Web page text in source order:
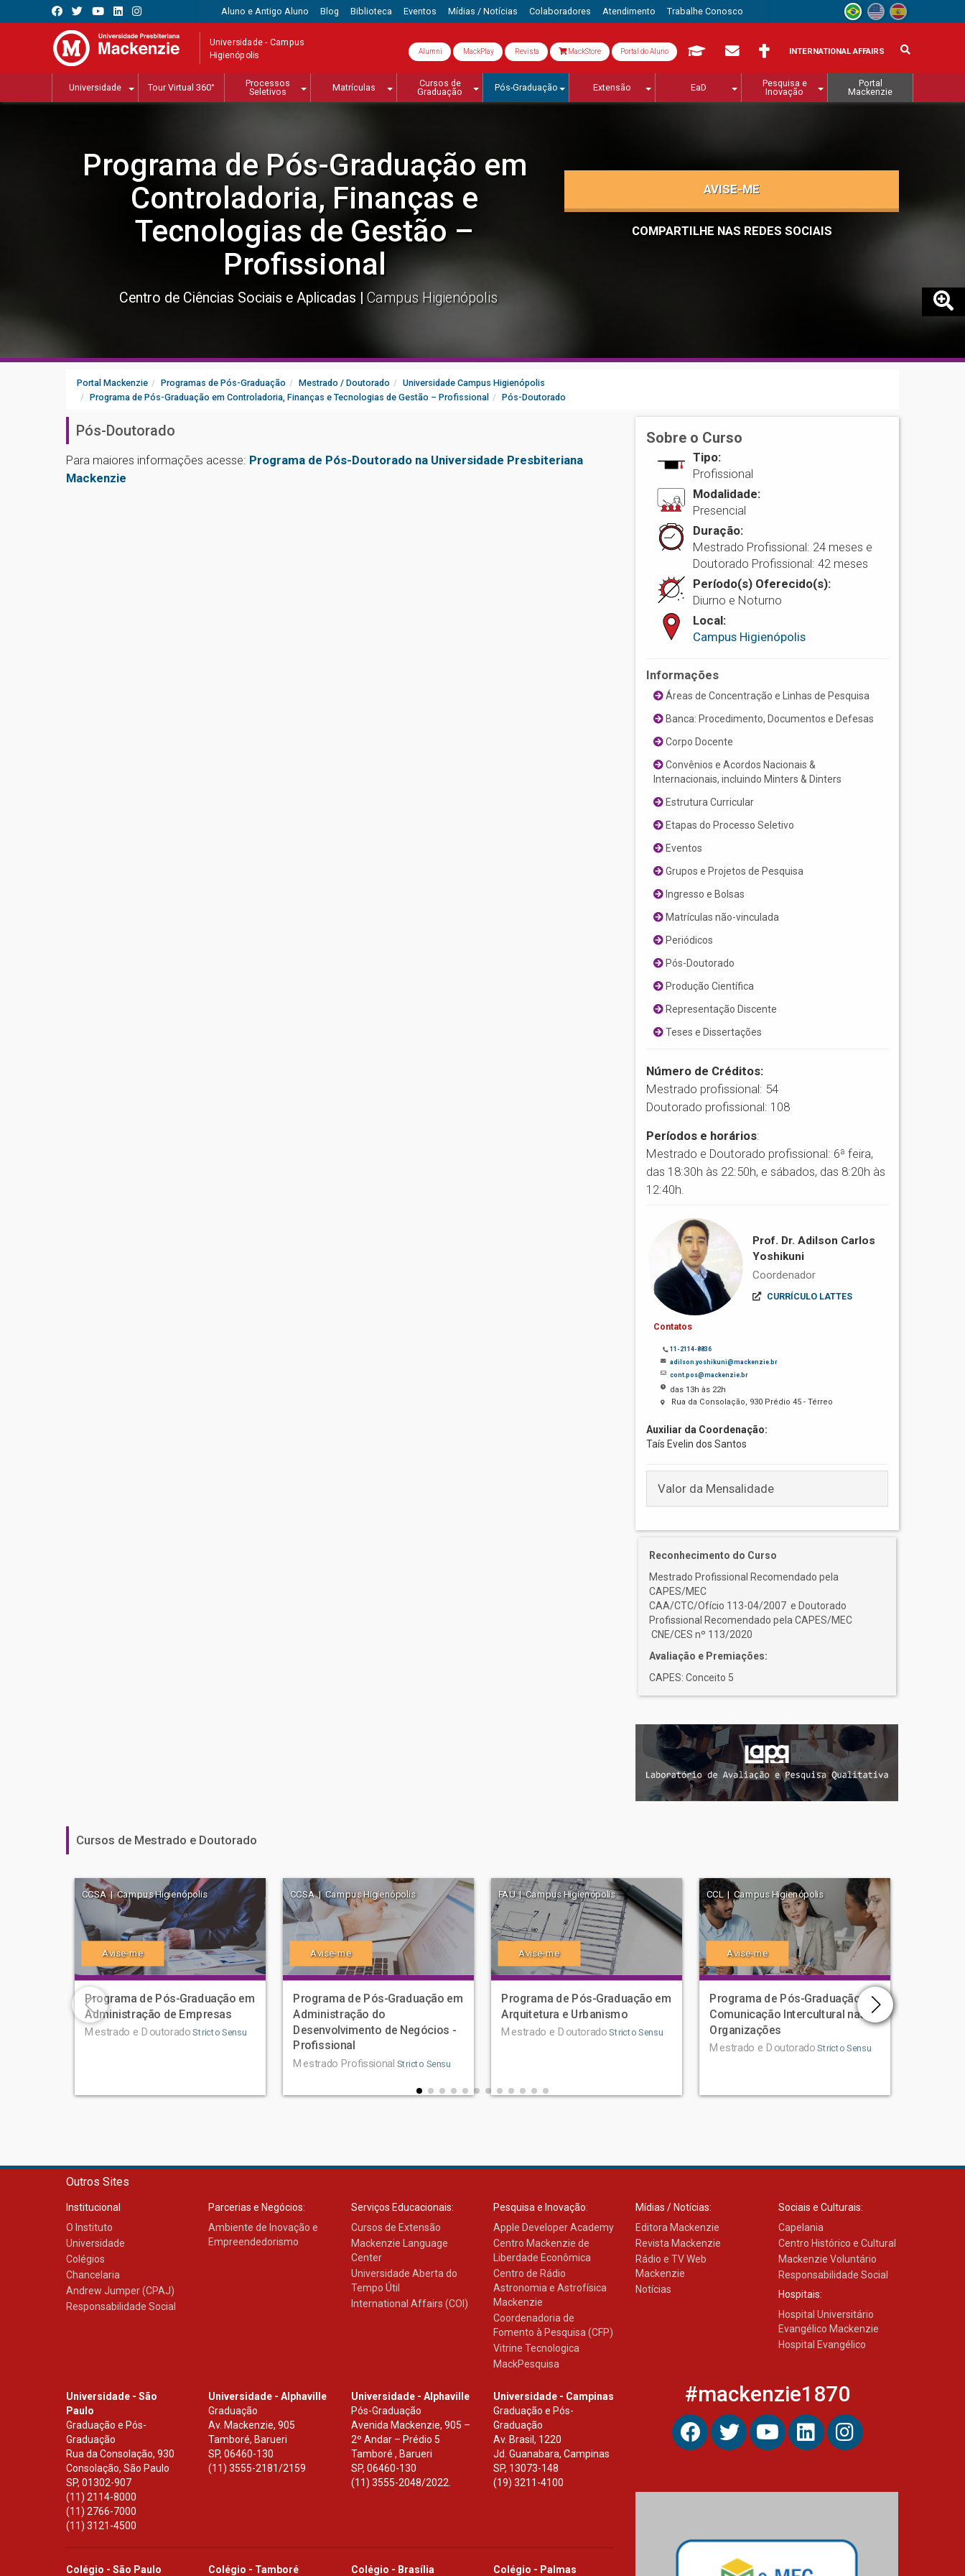
Aluno e Antigo Aluno Blog Biblioteca Eventos Mídias / Notícias Colaboradores Atendimento Trabalhe Conosco
Universidade - Campus
Higienópolis Alumni MackPlay Revista MackStore Portal do Aluno INTERNATIONAL AFFAIRS
Universidade Tour Virtual 360°
Processos
Seletivos
Matrículas
Cursos de
Graduação
Pós-Graduação Extensão EaD
Pesquisa e
Inovação
Portal
Mackenzie
Programa de Pós-Graduação em
Controladoria, Finanças e
Tecnologias de Gestão –
Profissional
Centro de Ciências Sociais e Aplicadas Campus Higienópolis
AVISE-ME
COMPARTILHE NAS REDES SOCIAIS
Portal Mackenzie Programas de Pós-Graduação Mestrado / Doutorado
Universidade Campus Higienópolis
Programa de Pós-Graduação em Controladoria, Finanças e Tecnologias de Gestão – Profissional
Pós-Doutorado
Pós-Doutorado
Para maiores informações acesse: Programa de Pós-Doutorado na Universidade Presbiteriana
Mackenzie
Sobre o Curso
Tipo:
Profissional
Modalidade:
Presencial
Duração:
Mestrado Profissional: 24 meses e
Doutorado Profissional: 42 meses
Período(s) Oferecido(s):
Diurno e Noturno
Local:
Campus Higienópolis
Informações
Áreas de Concentração e Linhas de Pesquisa
Banca: Procedimento, Documentos e Defesas
Corpo Docente
Convênios e Acordos Nacionais &
Internacionais, incluindo Minters & Dinters
Estrutura Curricular
Etapas do Processo Seletivo
Eventos
Grupos e Projetos de Pesquisa
Ingresso e Bolsas
Matrículas não-vinculada
Periódicos
Pós-Doutorado
Produção Científica
Representação Discente
Teses e Dissertações
Número de Créditos:
Mestrado profissional: 54
Doutorado profissional: 108
Períodos e horários:
Mestrado e Doutorado profissional: 6ª feira,
das 18:30h às 22:50h, e sábados, das 8:20h às
12:40h.
Prof. Dr. Adilson Carlos
Yoshikuni
Coordenador
CURRÍCULO LATTES
Contatos
11-2114-8836
adilson.yoshikuni@mackenzie.br
cont.pos@mackenzie.br
das 13h às 22h
Rua da Consolação, 930 Prédio 45 - Térreo
Auxiliar da Coordenação:
Taís Evelin dos Santos
Valor da Mensalidade
Reconhecimento do Curso
Mestrado Profissional Recomendado pela
CAPES/MEC
CAA/CTC/Ofício 113-04/2007 e Doutorado
Profissional Recomendado pela CAPES/MEC
CNE/CES nº 113/2020
Avaliação e Premiações:
CAPES: Conceito 5
Cursos de Mestrado e Doutorado
CCSA | Campus Higienópolis
Avise-me
Programa de Pós-Graduação em
Administração de Empresas
Mestrado e Doutorado Stricto Sensu
CCSA | Campus Higienópolis
Avise-me
Programa de Pós-Graduação em
Administração do
Desenvolvimento de Negócios -
Profissional
Mestrado Profissional Stricto Sensu
FAU | Campus Higienópolis
Avise-me
Programa de Pós-Graduação em
Arquitetura e Urbanismo
Mestrado e Doutorado Stricto Sensu
CCL | Campus Higienópolis
Avise-me
Programa de Pós-Graduação em
Comunicação Intercultural nas
Organizações
Mestrado e Doutorado Stricto Sensu
Outros Sites
Institucional
O Instituto
Universidade
Colégios
Chancelaria
Andrew Jumper (CPAJ)
Responsabilidade Social
Parcerias e Negócios:
Ambiente de Inovação e
Empreendedorismo
Serviços Educacionais:
Cursos de Extensão
Mackenzie Language
Center
Universidade Aberta do
Tempo Útil
International Affairs (COI)
Pesquisa e Inovação:
Apple Developer Academy
Centro Mackenzie de
Liberdade Econômica
Centro de Rádio
Astronomia e Astrofísica
Mackenzie
Coordenadoria de
Fomento à Pesquisa (CFP)
Vitrine Tecnologica
MackPesquisa
Mídias / Notícias:
Editora Mackenzie
Revista Mackenzie
Rádio e TV Web
Mackenzie
Notícias
Sociais e Culturais:
Capelania
Centro Histórico e Cultural
Mackenzie Voluntário
Responsabilidade Social
Hospitais:
Hospital Universitário
Evangélico Mackenzie
Hospital Evangélico
Universidade - São
Paulo
Graduação e Pós-
Graduação
Rua da Consolação, 930
Consolação, São Paulo
SP, 01302-907
(11) 2114-8000
(11) 2766-7000
(11) 3121-4500
Universidade - Alphaville
Graduação
Av. Mackenzie, 905
Tamboré, Barueri
SP,06460-130
(11) 3555-2181/2159
Universidade - Alphaville
Pós-Graduação
Avenida Mackenzie, 905 –
2º Andar – Prédio 5
Tamboré , Barueri
SP, 06460-130
(11) 3555-2048/2022.
Universidade - Campinas
Graduação e Pós-
Graduação
Av. Brasil, 1220
Jd. Guanabara, Campinas
SP, 13073-148
(19) 3211-4100
Colégio - São Paulo Colégio - Tamboré Colégio - Brasília Colégio - Palmas
#mackenzie1870